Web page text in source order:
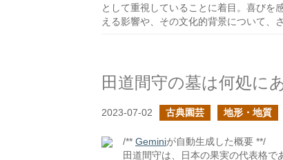
として重視していることに着目。喜びを
える影響や、その文化的背景について、
田道間守の墓は何処に
2023-07-02 古典園芸 地形・地質
/** Geminiが自動生成した概要 **/
田道間守は、日本の果実の代表格